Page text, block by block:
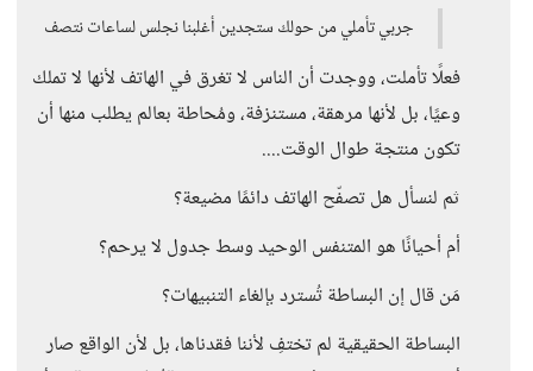
جربي تأملي من حولك ستجدين أغلبنا نجلس لساعات نتصف
فعلًا تأملت، ووجدت أن الناس لا تغرق في الهاتف لأنها لا تملك
وعيًا، بل لأنها مرهقة، مستنزفة، ومُحاطة بعالم يطلب منها أن
تكون منتجة طوال الوقت....
ثم لنسأل هل تصفّح الهاتف دائمًا مضيعة؟
أم أحيانًا هو المتنفس الوحيد وسط جدول لا يرحم؟
مَن قال إن البساطة تُسترد بإلغاء التنبيهات؟
البساطة الحقيقية لم تختفِ لأننا فقدناها، بل لأن الواقع صار